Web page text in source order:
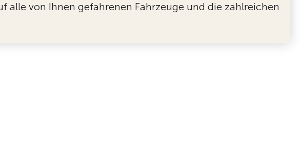
alle von Ihnen gefahrenen Fahrzeuge und die zahlreichen